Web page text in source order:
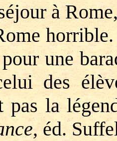
à
une
des
pas la
, éd.